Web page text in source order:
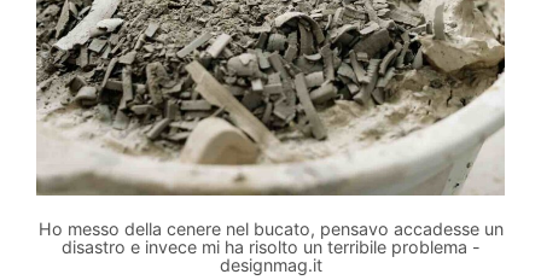
Ho messo della cenere nel bucato, pensavo accadesse un
disastro e invece mi ha risolto un terribile problema -
designmag.it